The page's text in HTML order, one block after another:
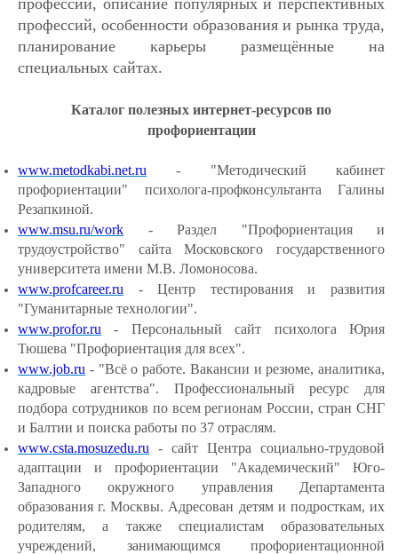
профессий, особенности образования и рынка труда,
планирование карьеры размещённые на
специальных сайтах.
Каталог полезных интернет-ресурсов по
профориентации
www.metodkabi.net.ru - "Методический кабинет
профориентации" психолога-профконсультанта Галины
Резапкиной.
www.msu.ru/work - Раздел "Профориентация и
трудоустройство" сайта Московского государственного
университета имени М.В. Ломоносова.
www.profcareer.ru - Центр тестирования и развития
"Гуманитарные технологии".
www.profor.ru - Персональный сайт психолога Юрия
Тюшева "Профориентация для всех".
www.job.ru - "Всё о работе. Вакансии и резюме, аналитика,
кадровые агентства". Профессиональный ресурс для
подбора сотрудников по всем регионам России, стран СНГ
и Балтии и поиска работы по 37 отраслям.
www.csta.mosuzedu.ru - сайт Центра социально-трудовой
адаптации и профориентации "Академический" Юго-
Западного окружного управления Департамента
образования г. Москвы. Адресован детям и подросткам, их
родителям, а также специалистам образовательных
учреждений, занимающимся профориентационной